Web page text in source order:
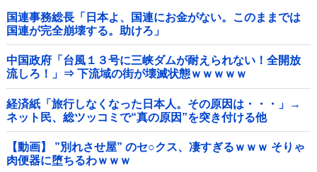
国連事務総長「日本よ、国連にお金がない。このままでは
国連が完全崩壊する。助けろ」
中国政府「台風１３号に三峡ダムが耐えられない！全開放
流しろ！」⇒ 下流域の街が壊滅状態ｗｗｗｗｗ
経済紙「旅行しなくなった日本人。その原因は・・・」→
ネット民、総ツッコミで“真の原因”を突き付ける他
【動画】 ”別れさせ屋” のセ○クス、凄すぎるｗｗｗ そりゃ
肉便器に堕ちるわｗｗｗ